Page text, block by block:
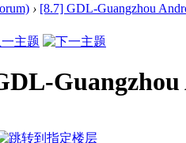
› [8.7] GDL-Guangzhou